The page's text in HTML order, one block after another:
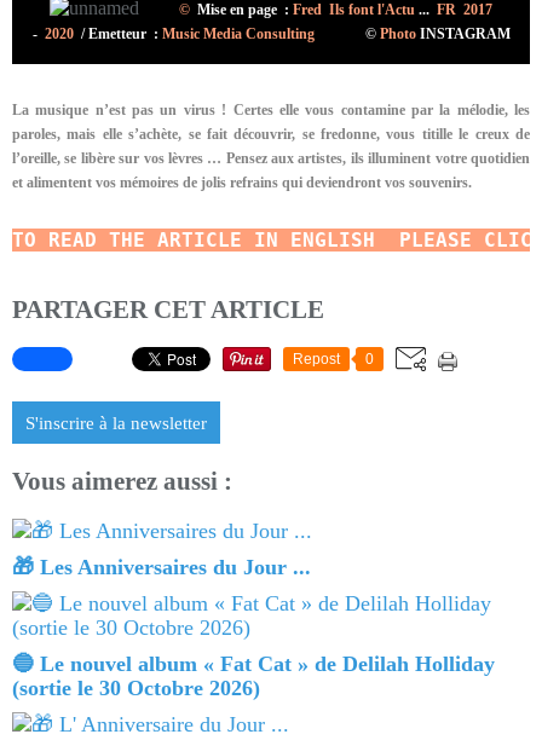
© Mise en page : Fred Ils font l'Actu ... FR 2017
- 2020 /Emetteur : Music Media Consulting © Photo INSTAGRAM
La musique n’est pas un virus ! Certes elle vous contamine par la mélodie, les
paroles, mais elle s’achète, se fait découvrir, se fredonne, vous titille le creux de
l’oreille, se libère sur vos lèvres … Pensez aux artistes, ils illuminent votre quotidien
et alimentent vos mémoires de jolis refrains qui deviendront vos souvenirs.
TO READ THE ARTICLE IN ENGLISH  PLEASE
PARTAGER CET ARTICLE
Repost 0
S'inscrire à la newsletter
Vous aimerez aussi :
🎁 Les Anniversaires du Jour ...
🔵 Le nouvel album « Fat Cat » de Delilah Holliday
(sortie le 30 Octobre 2026)